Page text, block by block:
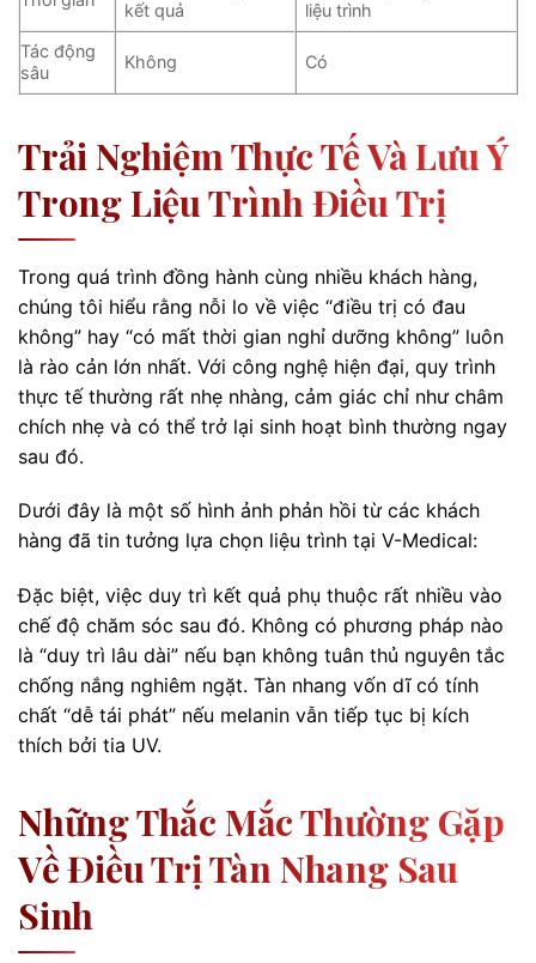
kết quả
liệu trình
Tác động
sâu
Không Có
Trải Nghiệm Thực Tế Và Lưu Ý
Trong Liệu Trình Điều Trị
Trong quá trình đồng hành cùng nhiều khách hàng,
chúng tôi hiểu rằng nỗi lo về việc “điều trị có đau
không” hay “có mất thời gian nghỉ dưỡng không” luôn
là rào cản lớn nhất. Với công nghệ hiện đại, quy trình
thực tế thường rất nhẹ nhàng, cảm giác chỉ như châm
chích nhẹ và có thể trở lại sinh hoạt bình thường ngay
sau đó.
Dưới đây là một số hình ảnh phản hồi từ các khách
hàng đã tin tưởng lựa chọn liệu trình tại V-Medical:
Đặc biệt, việc duy trì kết quả phụ thuộc rất nhiều vào
chế độ chăm sóc sau đó. Không có phương pháp nào
là “duy trì lâu dài” nếu bạn không tuân thủ nguyên tắc
chống nắng nghiêm ngặt. Tàn nhang vốn dĩ có tính
chất “dễ tái phát” nếu melanin vẫn tiếp tục bị kích
thích bởi tia UV.
Những Thắc Mắc Thường Gặp
Về Điều Trị Tàn Nhang Sau
Sinh